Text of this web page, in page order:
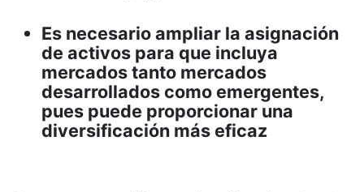
Es necesario ampliar la asignación
de activos para que incluya
mercados tanto mercados
desarrollados como emergentes,
pues puede proporcionar una
diversificación más eficaz